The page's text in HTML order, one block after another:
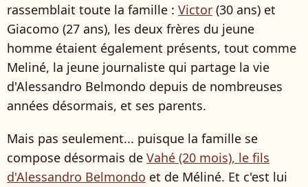
rassemblait toute la famille : Victor (30 ans) et
Giacomo (27 ans), les deux frères du jeune
homme étaient également présents, tout comme
Meliné, la jeune journaliste qui partage la vie
d'Alessandro Belmondo depuis de nombreuses
années désormais, et ses parents.
Mais pas seulement... puisque la famille se
compose désormais de Vahé (20 mois), le fils
d'Alessandro Belmondo et de Méliné. Et c'est lui